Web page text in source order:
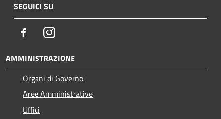
SEGUICI SU
FacebookInstagram
AMMINISTRAZIONE
Organi di Governo
Aree Amministrative
Uffici